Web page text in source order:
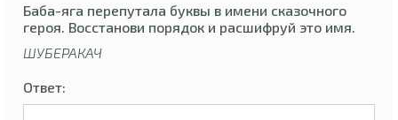
Баба-яга перепутала буквы в имени сказочного
героя. Восстанови порядок и расшифруй это имя.
ШУБЕРАКАЧ
Ответ: